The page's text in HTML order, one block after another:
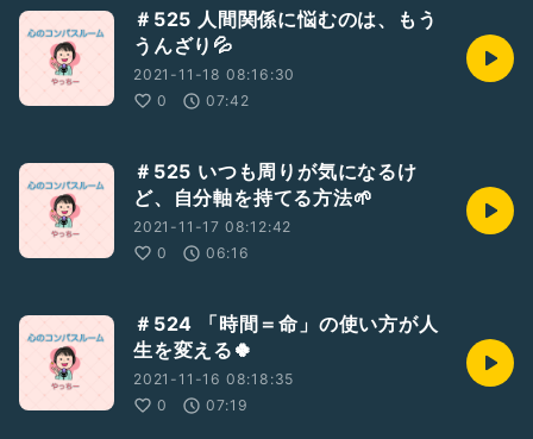
#カウンセラー
#マインドコーチ
#NLP心理学
#潜在意識
#自分らしく
#好きなことを仕事に
#メンタルコーチ
#ワーママ
#自己肯定感
#自分軸
＃時間管理術
＃525 人間関係に悩むのは、もう
うんざり💦
2021-11-18 08:16:30
0
07:42
＃525 いつも周りが気になるけ
ど、自分軸を持てる方法🌱
2021-11-17 08:12:42
0
06:16
＃524 「時間＝命」の使い方が人
生を変える🍀
2021-11-16 08:18:35
0
07:19